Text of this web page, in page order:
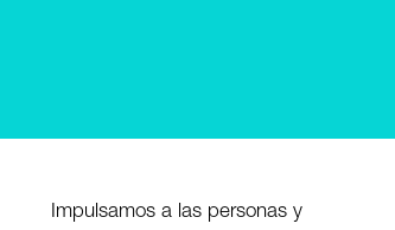
Impulsamos a las personas y